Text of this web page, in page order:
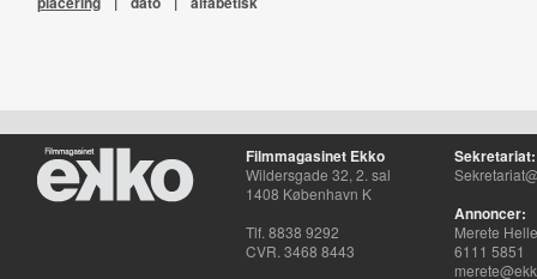
Filmmagasinet Ekko
Wildersgade 32, 2. sal
1408 København K
Tlf. 8838 9292
CVR. 3468 8443
Sekretariat:
Annoncer:
Merete
6111 5851